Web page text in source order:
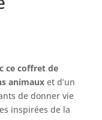
ce coffret de
animauxet d’un
de donner vie
inspirées de la